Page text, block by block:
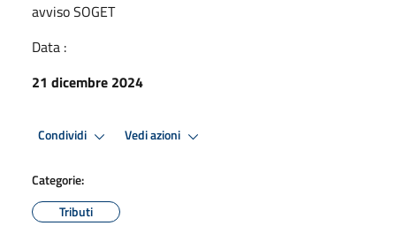
avviso SOGET
Data :
21 dicembre 2024
Condividi Vedi azioni
Categorie:
Tributi